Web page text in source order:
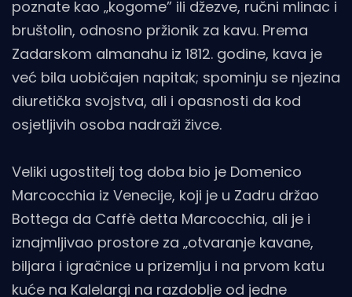
poznate kao „kogome” ili džezve, ručni mlinac i
bruštolin, odnosno pržionik za kavu. Prema
Zadarskom almanahu iz 1812. godine, kava je
već bila uobičajen napitak; spominju se njezina
diuretička svojstva, ali i opasnosti da kod
osjetljivih osoba nadraži živce.
Veliki ugostitelj tog doba bio je Domenico
Marcocchia iz Venecije, koji je u Zadru držao
Bottega da Caffè detta Marcocchia, ali je i
iznajmljivao prostore za „otvaranje kavane,
biljara i igračnice u prizemlju i na prvom katu
kuće na Kalelargi na razdoblje od jedne